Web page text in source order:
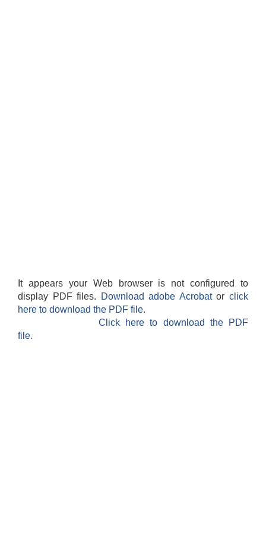
It appears your Web browser is not configured to
display PDF files.
Download adobe Acrobatorclick
here to download the PDF file.
Click here to download the PDF
file.